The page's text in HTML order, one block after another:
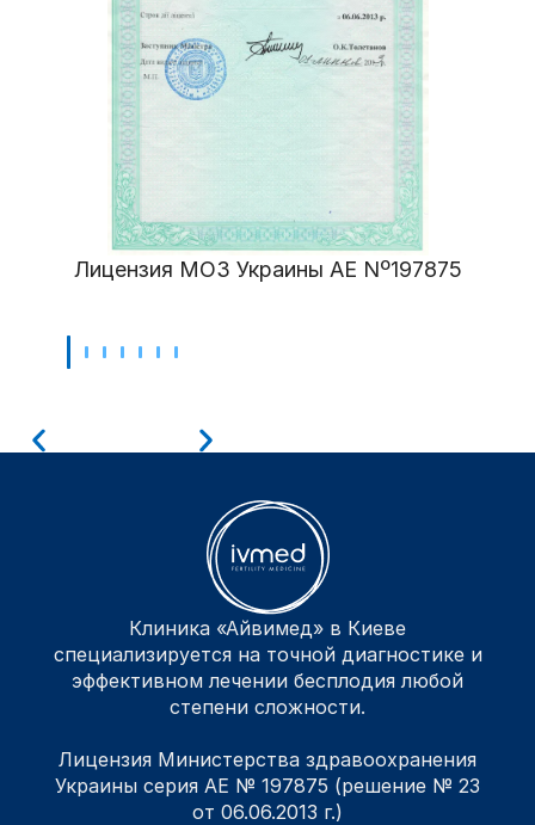
Лицензия МОЗ Украины АЕ Nº197875
Клиника «Айвимед» в Киеве
специализируется на точной диагностике и
эффективном лечении бесплодия любой
степени сложности.
Лицензия Министерства здравоохранения
Украины серия АЕ № 197875 (решение № 23
от 06.06.2013 г.)